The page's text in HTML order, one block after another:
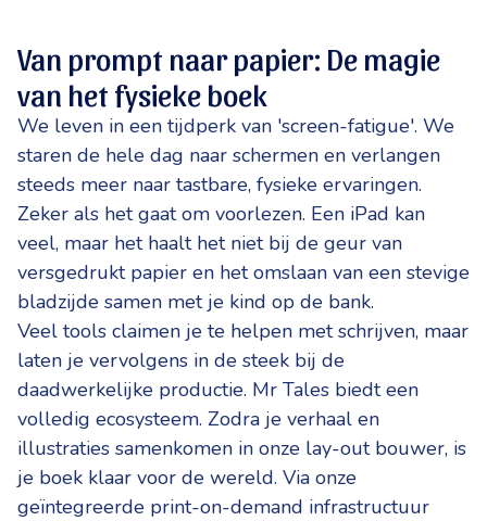
Van prompt naar papier: De magie
van het fysieke boek
We leven in een tijdperk van 'screen-fatigue'. We
staren de hele dag naar schermen en verlangen
steeds meer naar tastbare, fysieke ervaringen.
Zeker als het gaat om voorlezen. Een iPad kan
veel, maar het haalt het niet bij de geur van
versgedrukt papier en het omslaan van een stevige
bladzijde samen met je kind op de bank.
Veel tools claimen je te helpen met schrijven, maar
laten je vervolgens in de steek bij de
daadwerkelijke productie. Mr Tales biedt een
volledig ecosysteem. Zodra je verhaal en
illustraties samenkomen in onze lay-out bouwer, is
je boek klaar voor de wereld. Via onze
geïntegreerde print-on-demand infrastructuur